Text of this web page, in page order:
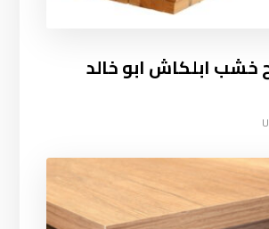
خشب ابلكاش ابو خالد